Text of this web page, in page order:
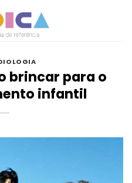
brincar para o
infantil